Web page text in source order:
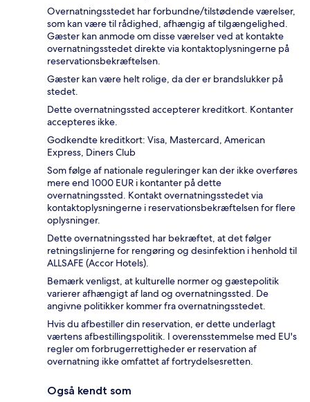
Overnatningsstedet har forbundne/tilstødende værelser,
som kan være til rådighed, afhængig af tilgængelighed.
Gæster kan anmode om disse værelser ved at kontakte
overnatningsstedet direkte via kontaktoplysningerne på
reservationsbekræftelsen.
Gæster kan være helt rolige, da der er brandslukker på
stedet.
Dette overnatningssted accepterer kreditkort. Kontanter
accepteres ikke.
Godkendte kreditkort: Visa, Mastercard, American
Express, Diners Club
Som følge af nationale reguleringer kan der ikke overføres
mere end 1000 EUR i kontanter på dette
overnatningssted. Kontakt overnatningsstedet via
kontaktoplysningerne i reservationsbekræftelsen for flere
oplysninger.
Dette overnatningssted har bekræftet, at det følger
retningslinjerne for rengøring og desinfektion i henhold til
ALLSAFE (Accor Hotels).
Bemærk venligst, at kulturelle normer og gæstepolitik
varierer afhængigt af land og overnatningssted. De
angivne politikker kommer fra overnatningsstedet.
Hvis du afbestiller din reservation, er dette underlagt
værtens afbestillingspolitik. I overensstemmelse med EU's
regler om forbrugerrettigheder er reservation af
overnatning ikke omfattet af fortrydelsesretten.
Også kendt som